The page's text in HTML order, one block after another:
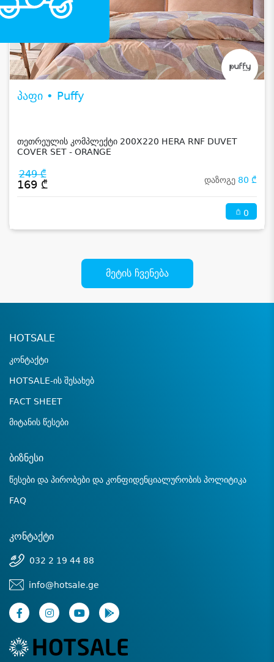
პაფი • Puffy
თეთრეულის კომპლექტი 200X220 HERA RNF DUVET
COVER SET - ORANGE
249 ₾
169 ₾ დაზოგე 80 ₾
0
მეტის ჩვენება
HOTSALE
კონტაქტი
HOTSALE-ის შესახებ
FACT SHEET
მიტანის წესები
ბიზნესი
წესები და პირობები და კონფიდენციალურობის პოლიტიკა
FAQ
კონტაქტი
032 2 19 44 88
info@hotsale.ge